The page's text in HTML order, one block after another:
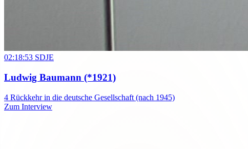
02:18:53 SDJE
Ludwig Baumann (*1921)
4 Rückkehr in die deutsche Gesellschaft (nach 1945)
Zum Interview